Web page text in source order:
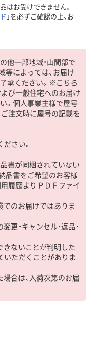
はお受けできません。
」を必ずご確認の上、お
他一部地域・山間部で
によっては、お届け
承ください。※こちら
び一般住宅へのお届け
。個人事業主様で屋号
注文時に屋号の記載を
さい。
書が同梱されていない
品書をご希望のお客様
履歴よりＰＤＦファイ
でのお届けではありま
更・キャンセル・返品・
きないことが判明した
いただくことがありま
合は、入荷次第のお届